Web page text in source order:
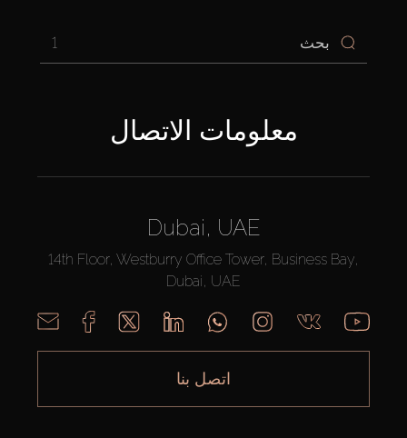
1
معلومات الاتصال
Dubai, UAE
14th Floor, Westburry Office Tower, Business Bay,
Dubai, UAE
اتصل بنا